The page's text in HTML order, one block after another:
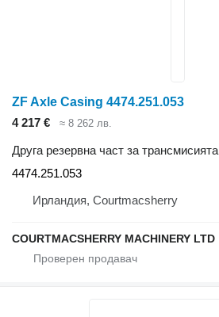
ZF Axle Casing 4474.251.053
4 217 €
≈ 8 262 лв.
Друга резервна част за трансмисията
4474.251.053
Ирландия, Courtmacsherry
COURTMACSHERRY MACHINERY LTD